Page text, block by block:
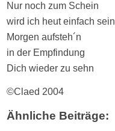
Nur noch zum Schein
wird ich heut einfach sein
Morgen aufsteh´n
in der Empfindung
Dich wieder zu sehn
©Claed 2004
Ähnliche Beiträge: